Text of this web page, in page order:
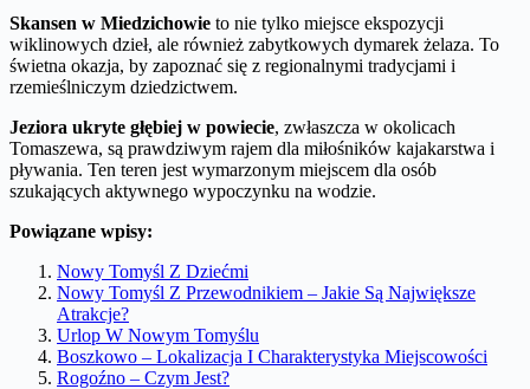
Skansen w Miedzichowie to nie tylko miejsce ekspozycji
wiklinowych dzieł, ale również zabytkowych dymarek żelaza. To
świetna okazja, by zapoznać się z regionalnymi tradycjami i
rzemieślniczym dziedzictwem.
Jeziora ukryte głębiej w powiecie, zwłaszcza w okolicach
Tomaszewa, są prawdziwym rajem dla miłośników kajakarstwa i
pływania. Ten teren jest wymarzonym miejscem dla osób
szukających aktywnego wypoczynku na wodzie.
Powiązane wpisy:
Nowy Tomyśl Z Dziećmi
Nowy Tomyśl Z Przewodnikiem – Jakie Są Największe
Atrakcje?
Urlop W Nowym Tomyślu
Boszkowo – Lokalizacja I Charakterystyka Miejscowości
Rogoźno – Czym Jest?